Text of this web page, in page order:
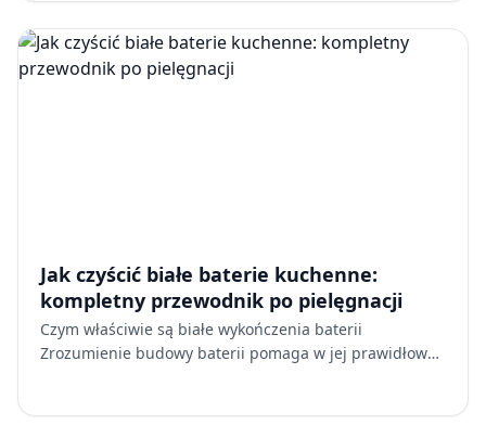
Jak czyścić białe baterie kuchenne:
kompletny przewodnik po pielęgnacji
Czym właściwie są białe wykończenia baterii
Zrozumienie budowy baterii pomaga w jej prawidłowej